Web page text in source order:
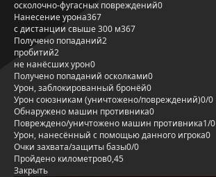
осколочно-фугасных повреждений0
Нанесение урона367
с дистанции свыше 300 м367
Получено попаданий2
пробитий2
не нанёсших урон0
Получено попаданий осколками0
Урон, заблокированный бронёй0
Урон союзникам (уничтожено/повреждений)0/0
Обнаружено машин противника0
Повреждено/уничтожено машин противника1/0
Урон, нанесённый с помощью данного игрока0
Очки захвата/защиты базы0/0
Пройдено километров0,45
Закрыть